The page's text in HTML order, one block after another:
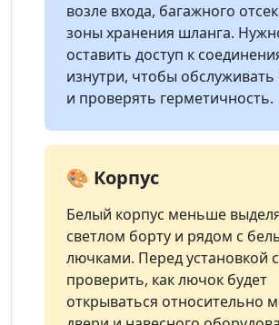
возле входа, багажного
зоны хранения шланга.
оставить доступ к
изнутри, чтобы
и проверять герметичность.
🎨 Корпус
Белый корпус меньше
светлом борту и рядом с
лючками. Перед установкой
проверить, как лючок будет
открываться относительно